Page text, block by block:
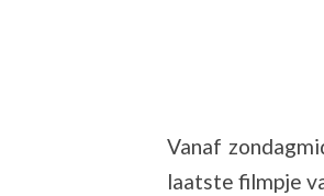
Vanaf
laatste filmpje